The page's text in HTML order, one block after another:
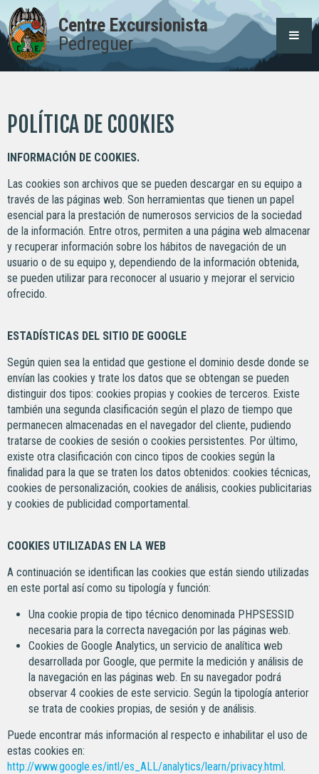
Centre Excursionista
Pedreguer
POLÍTICA DE COOKIES
INFORMACIÓN DE COOKIES.
Las cookies son archivos que se pueden descargar en su equipo a
través de las páginas web. Son herramientas que tienen un papel
esencial para la prestación de numerosos servicios de la sociedad
de la información. Entre otros, permiten a una página web almacenar
y recuperar información sobre los hábitos de navegación de un
usuario o de su equipo y, dependiendo de la información obtenida,
se pueden utilizar para reconocer al usuario y mejorar el servicio
ofrecido.
ESTADÍSTICAS DEL SITIO DE GOOGLE
Según quien sea la entidad que gestione el dominio desde donde se
envían las cookies y trate los datos que se obtengan se pueden
distinguir dos tipos: cookies propias y cookies de terceros. Existe
también una segunda clasificación según el plazo de tiempo que
permanecen almacenadas en el navegador del cliente, pudiendo
tratarse de cookies de sesión o cookies persistentes. Por último,
existe otra clasificación con cinco tipos de cookies según la
finalidad para la que se traten los datos obtenidos: cookies técnicas,
cookies de personalización, cookies de análisis, cookies publicitarias
y cookies de publicidad comportamental.
COOKIES UTILIZADAS EN LA WEB
A continuación se identifican las cookies que están siendo utilizadas
en este portal así como su tipología y función:
Una cookie propia de tipo técnico denominada PHPSESSID
necesaria para la correcta navegación por las páginas web.
Cookies de Google Analytics, un servicio de analítica web
desarrollada por Google, que permite la medición y análisis de
la navegación en las páginas web. En su navegador podrá
observar 4 cookies de este servicio. Según la tipología anterior
se trata de cookies propias, de sesión y de análisis.
Puede encontrar más información al respecto e inhabilitar el uso de
estas cookies en:
http://www.google.es/intl/es_ALL/analytics/learn/privacy.html.